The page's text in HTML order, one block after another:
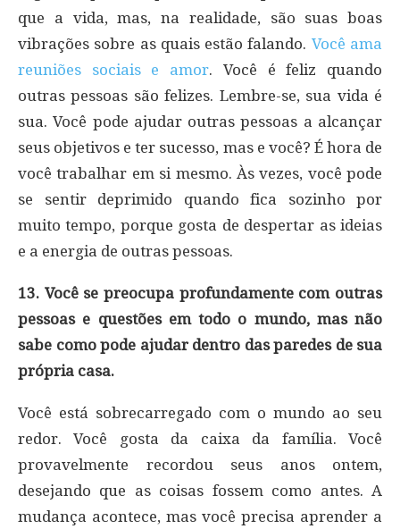
que a vida, mas, na realidade, são suas boas
vibrações sobre as quais estão falando. Você ama
reuniões sociais e amor. Você é feliz quando
outras pessoas são felizes. Lembre-se, sua vida é
sua. Você pode ajudar outras pessoas a alcançar
seus objetivos e ter sucesso, mas e você? É hora de
você trabalhar em si mesmo. Às vezes, você pode
se sentir deprimido quando fica sozinho por
muito tempo, porque gosta de despertar as ideias
e a energia de outras pessoas.
13. Você se preocupa profundamente com outras
pessoas e questões em todo o mundo, mas não
sabe como pode ajudar dentro das paredes de sua
própria casa.
Você está sobrecarregado com o mundo ao seu
redor. Você gosta da caixa da família. Você
provavelmente recordou seus anos ontem,
desejando que as coisas fossem como antes. A
mudança acontece, mas você precisa aprender a